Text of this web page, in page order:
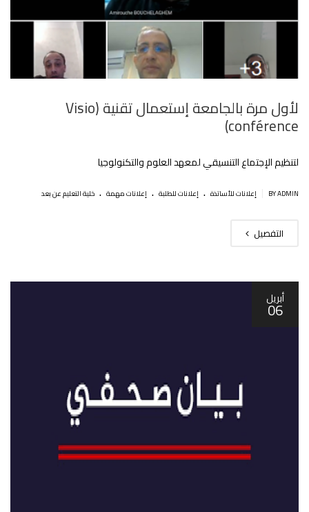
لأول مرة بالجامعة إستعمال تقنية (Visio
conférence)
لتنظيم الإجتماع التنسيقي لمعهد العلوم والتكنولوجيا
BY ADMIN إعلانات للأساتذة . إعلانات للطلبة . إعلانات مهمة . خلية التعليم عن بعد
التفصيل
أبريل
06